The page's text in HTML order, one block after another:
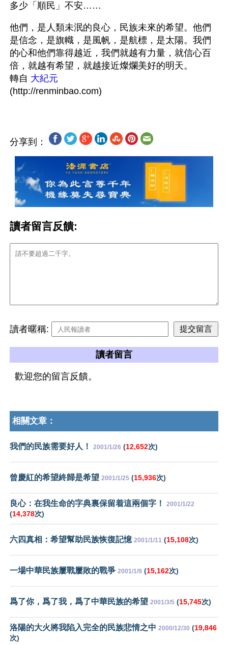
多少「順民」不安……
他們，是人類未泯的良心，民族未來的希望。他們
是信念，是旗幟，是風帆，是航標，是太陽。我們
的心和他們靠得越近，我們就越有力量，就信心百
倍，就越有希望，就越接近燦爛美好的明天。
轉自 大紀元
分享到：
讀者留言反饋:
讀者暱稱:
讀者留言
歡迎您的留言反饋。
相關文章：
我們的民族需要好人！ 2001/1/26 (12,652次)
曾慶紅的希望終歸是希望 2001/1/25 (15,936次)
良心：在我生命的字典裏保留着這兩個字！ 2001/1/22
(14,378次)
六四真相：希望幫助民族恢復記憶 2001/1/11 (15,108次)
一場中華民族屢戰屢敗的戰爭 2001/1/9 (15,162次)
爲了你，爲了我，爲了中華民族的希望 2001/3/5 (15,745次)
洛陽的大火將我陷入完全的民族悲情之中 2000/12/30 (19,846
次)